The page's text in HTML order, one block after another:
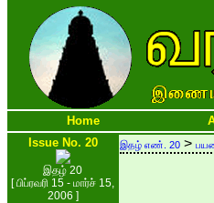
Home
Issue No. 20
இதழ் 20
[ பிப்ரவரி 15 - மார்ச் 15,
2006 ]
இதழ் எண். 20 >